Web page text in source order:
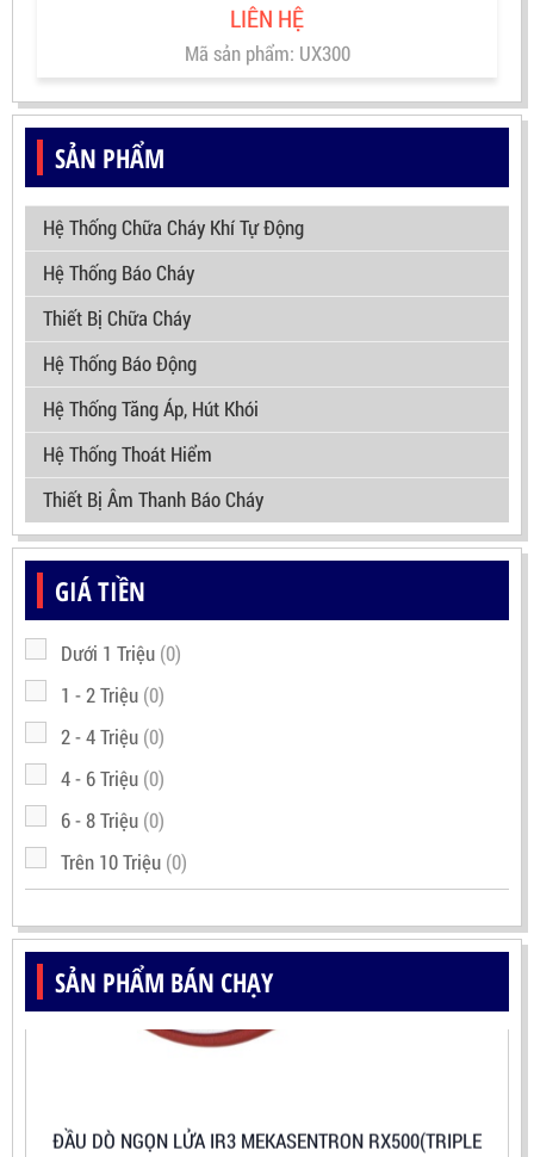
SẢN PHẨM
Hệ Thống Chữa Cháy Khí Tự Động
Hệ Thống Báo Cháy
Thiết Bị Chữa Cháy
Hệ Thống Báo Động
Hệ Thống Tăng Áp, Hút Khói
Hệ Thống Thoát Hiểm
Thiết Bị Âm Thanh Báo Cháy
GIÁ TIỀN
Dưới 1 Triệu (0)
1 - 2 Triệu (0)
2 - 4 Triệu (0)
4 - 6 Triệu (0)
6 - 8 Triệu (0)
Trên 10 Triệu (0)
SẢN PHẨM BÁN CHẠY
ĐẦU DÒ NGỌN LỬA IR3 MEKASENTRON RX500(TRIPLE
IR FLAME DETECTOR)
Mã sản phẩm: RX500
LIÊN HỆ
Mã sản phẩm: UX300